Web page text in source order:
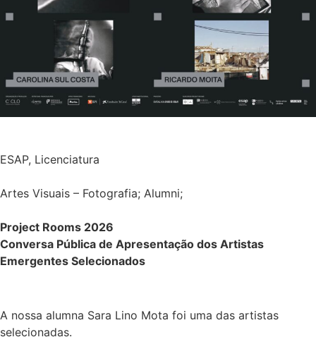
ESAP, Licenciatura
Artes Visuais – Fotografia; Alumni;
Project Rooms 2026
Conversa Pública de Apresentação dos Artistas
Emergentes Selecionados
A nossa alumna Sara Lino Mota foi uma das artistas
selecionadas.